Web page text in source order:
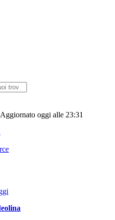
Aggiornato oggi alle 23:31